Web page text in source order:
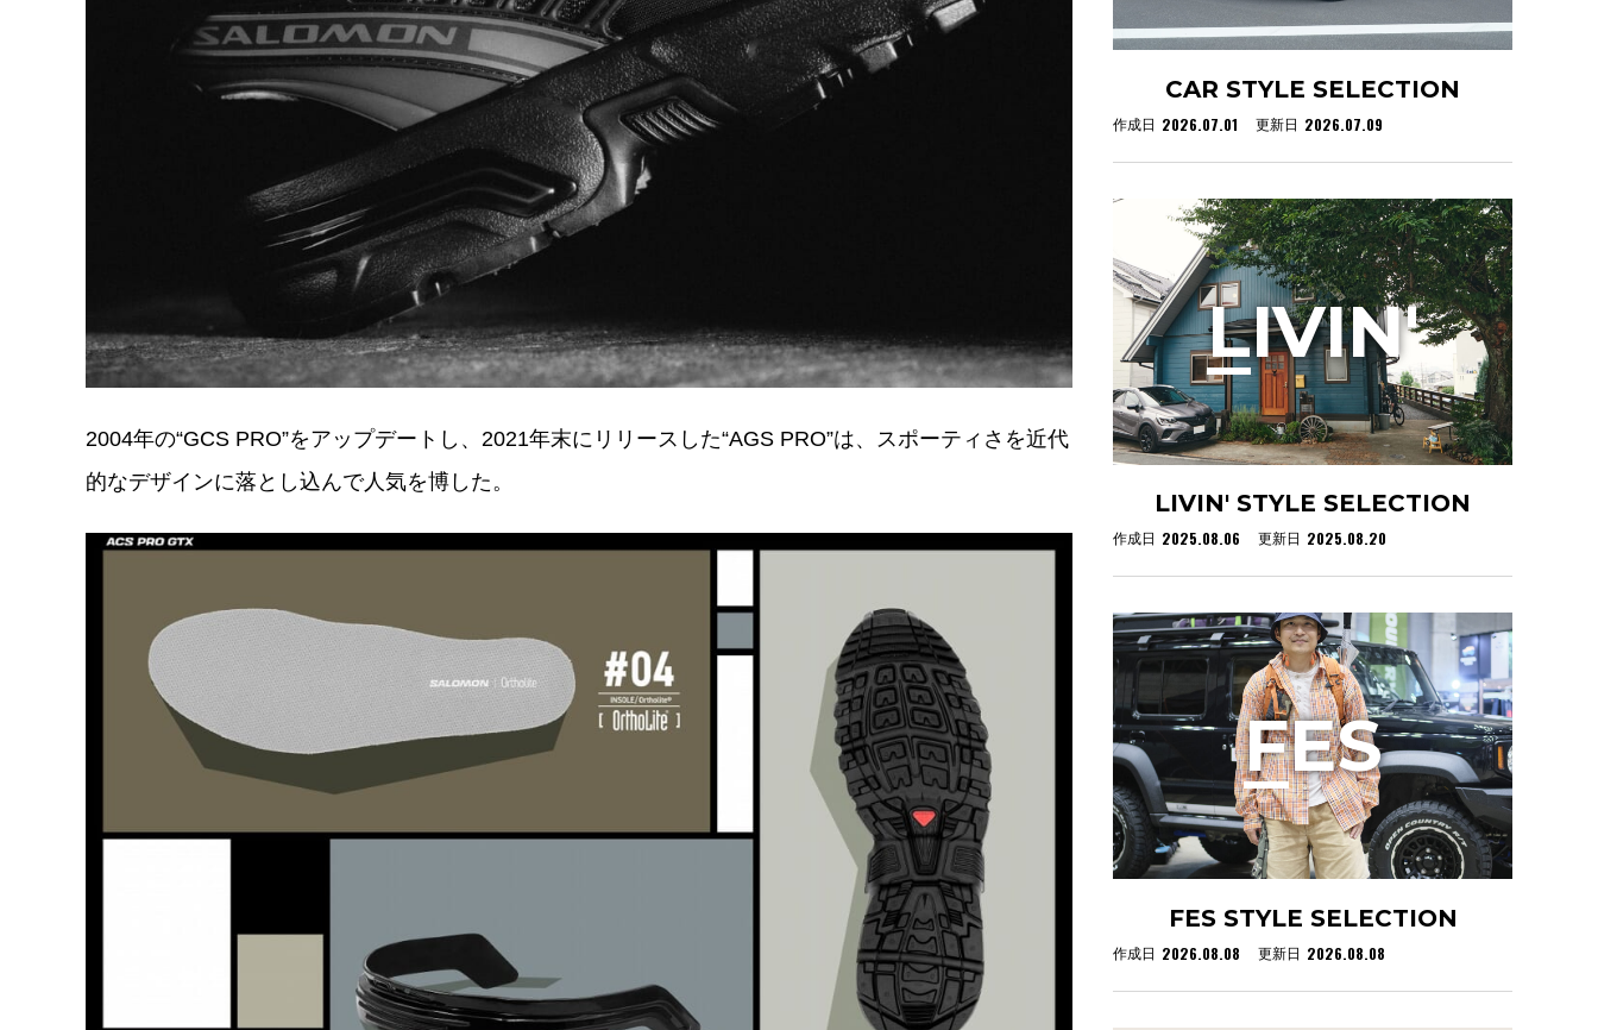
2004年の“GCS PRO”をアップデートし、2021年末にリリースした“AGS PRO”は、スポーティさを近代
的なデザインに落とし込んで人気を博した。
CAR STYLE SELECTION
作成日 2026.07.01 更新日 2026.07.09
LIVIN' STYLE SELECTION
作成日 2025.08.06 更新日 2025.08.20
LIVIN'
FES STYLE SELECTION
作成日 2026.08.08 更新日 2026.08.08
FES